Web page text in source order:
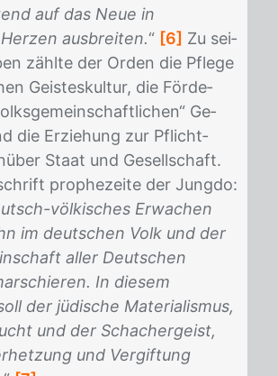
auf das Neue in
ausbreiten.“ [6] Zu sei­
zähl­te der Or­den die Pfle­ge
Geis­tes­kul­tur, die För­de­
Ge­
die Er­zie­hung zur Pflicht­
Staat und Ge­sell­schaft.
pro­phe­zei­te der Jung­do:
völkisches Erwachen
im deutschen Volk und der
aller Deutschen
In diesem
der jüdische Materialismus,
und der Schachergeist,
und Vergiftung